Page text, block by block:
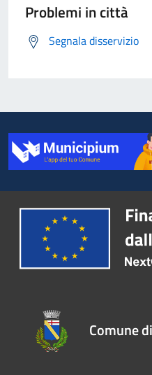
Problemi in città
Segnala disservizio
Comune